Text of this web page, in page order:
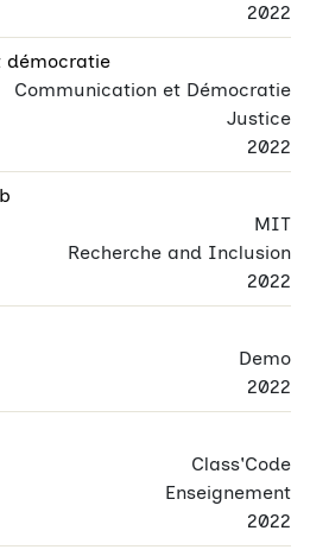
2022
démocratie
Communication et Démocratie
Justice
2022
MIT
Recherche and Inclusion
2022
Demo
2022
Class'Code
Enseignement
2022